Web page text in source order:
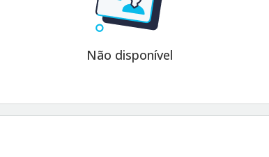
Não disponível